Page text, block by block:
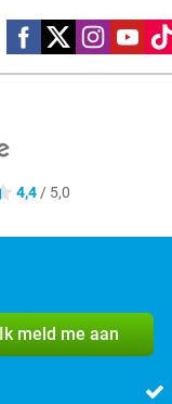
Social media
4,4 / 5,0
Ik meld me aan